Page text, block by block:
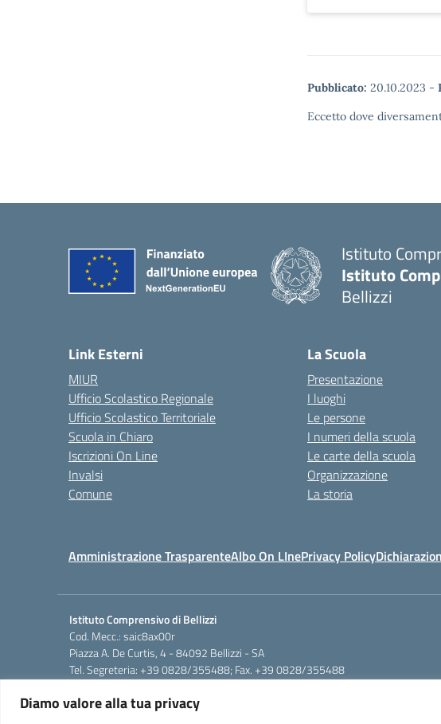
Diamo valore alla tua privacy
Pubblicato: 20.10.2023 -
Eccetto dove
Istituto
Istituto
Bellizzi
Link Esterni
MIUR
Ufficio Scolastico Regionale
Ufficio Scolastico Territoriale
Scuola in Chiaro
Iscrizioni On Line
Invalsi
Comune
La Scuola
Presentazione
I luoghi
Le persone
I numeri della scuola
Le carte della scuola
Organizzazione
La storia
Amministrazione TrasparenteAlbo On LInePrivacy Policy
Istituto Comprensivo di Bellizzi
Cod. Mecc.: saic8ax00r
Piazza A. De Curtis, 4 - 84092 Bellizzi - SA
Tel. Segreteria: +39 0828/355488; Fax. +39 0828/355488
pec: saic8ax00r@pec.istruzione.it